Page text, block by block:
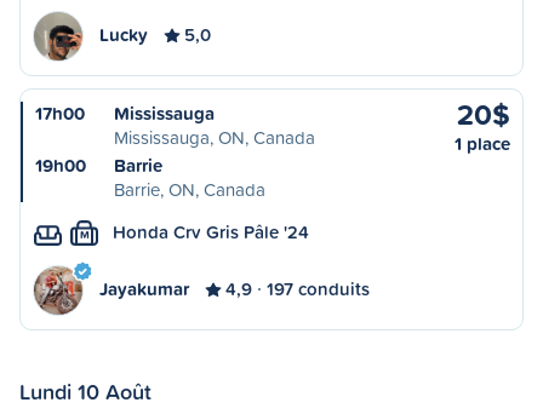
Lucky 5,0
17h00
Mississauga
Mississauga, ON, Canada
19h00
Barrie
Barrie, ON, Canada
20$
1 place
M Honda Crv Gris Pâle '24
Jayakumar 4,9 197 conduits
Lundi 10 Août